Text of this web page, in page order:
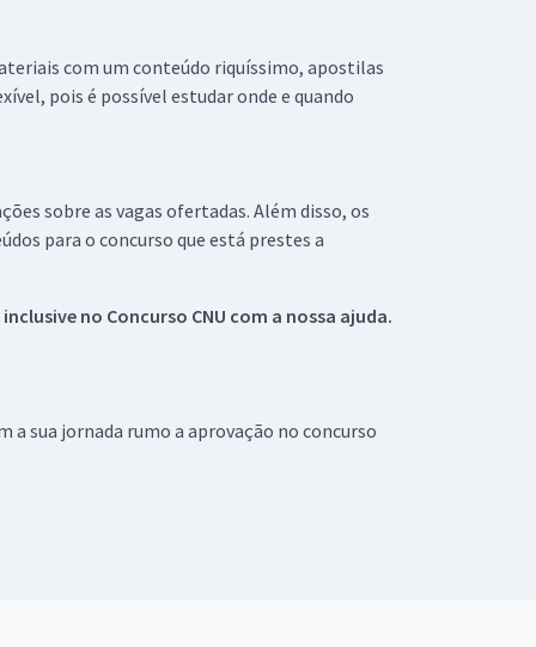
com um conteúdo riquíssimo, apostilas
pois é possível estudar onde e quando
sobre as vagas ofertadas. Além disso, os
para o concurso que está prestes a
no Concurso CNU com a nossa ajuda.
a sua jornada rumo a aprovação no concurso